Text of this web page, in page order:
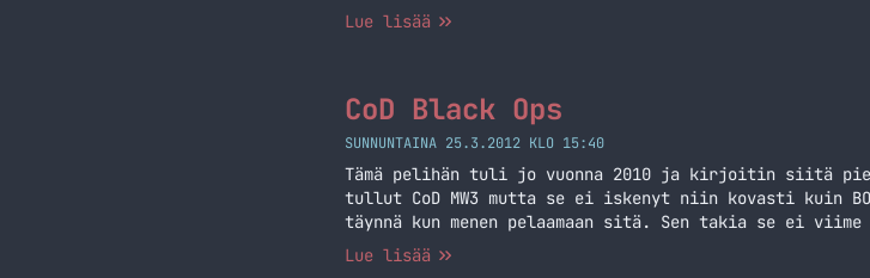
Yksinpeli vaikuttaa yhtä putkijuoksulta kuin
Lue lisää
CoD Black Ops
SUNNUNTAINA 25.3.2012 KLO 15:40
Tämä pelihän tuli jo vuonna 2010 ja kirjoitin siitä
tullut CoD MW3 mutta se ei iskenyt niin kovasti kuin
täynnä kun menen pelaamaan sitä. Sen takia se ei
kuitenkin asentelin pitkästä aikaa Black Opsin ja
Lue lisää